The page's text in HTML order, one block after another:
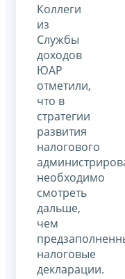
Коллеги
из
Службы
доходов
ЮАР
отметили,
что в
стратегии
развития
налогового
необходимо
смотреть
дальше,
чем
налоговые
декларации.